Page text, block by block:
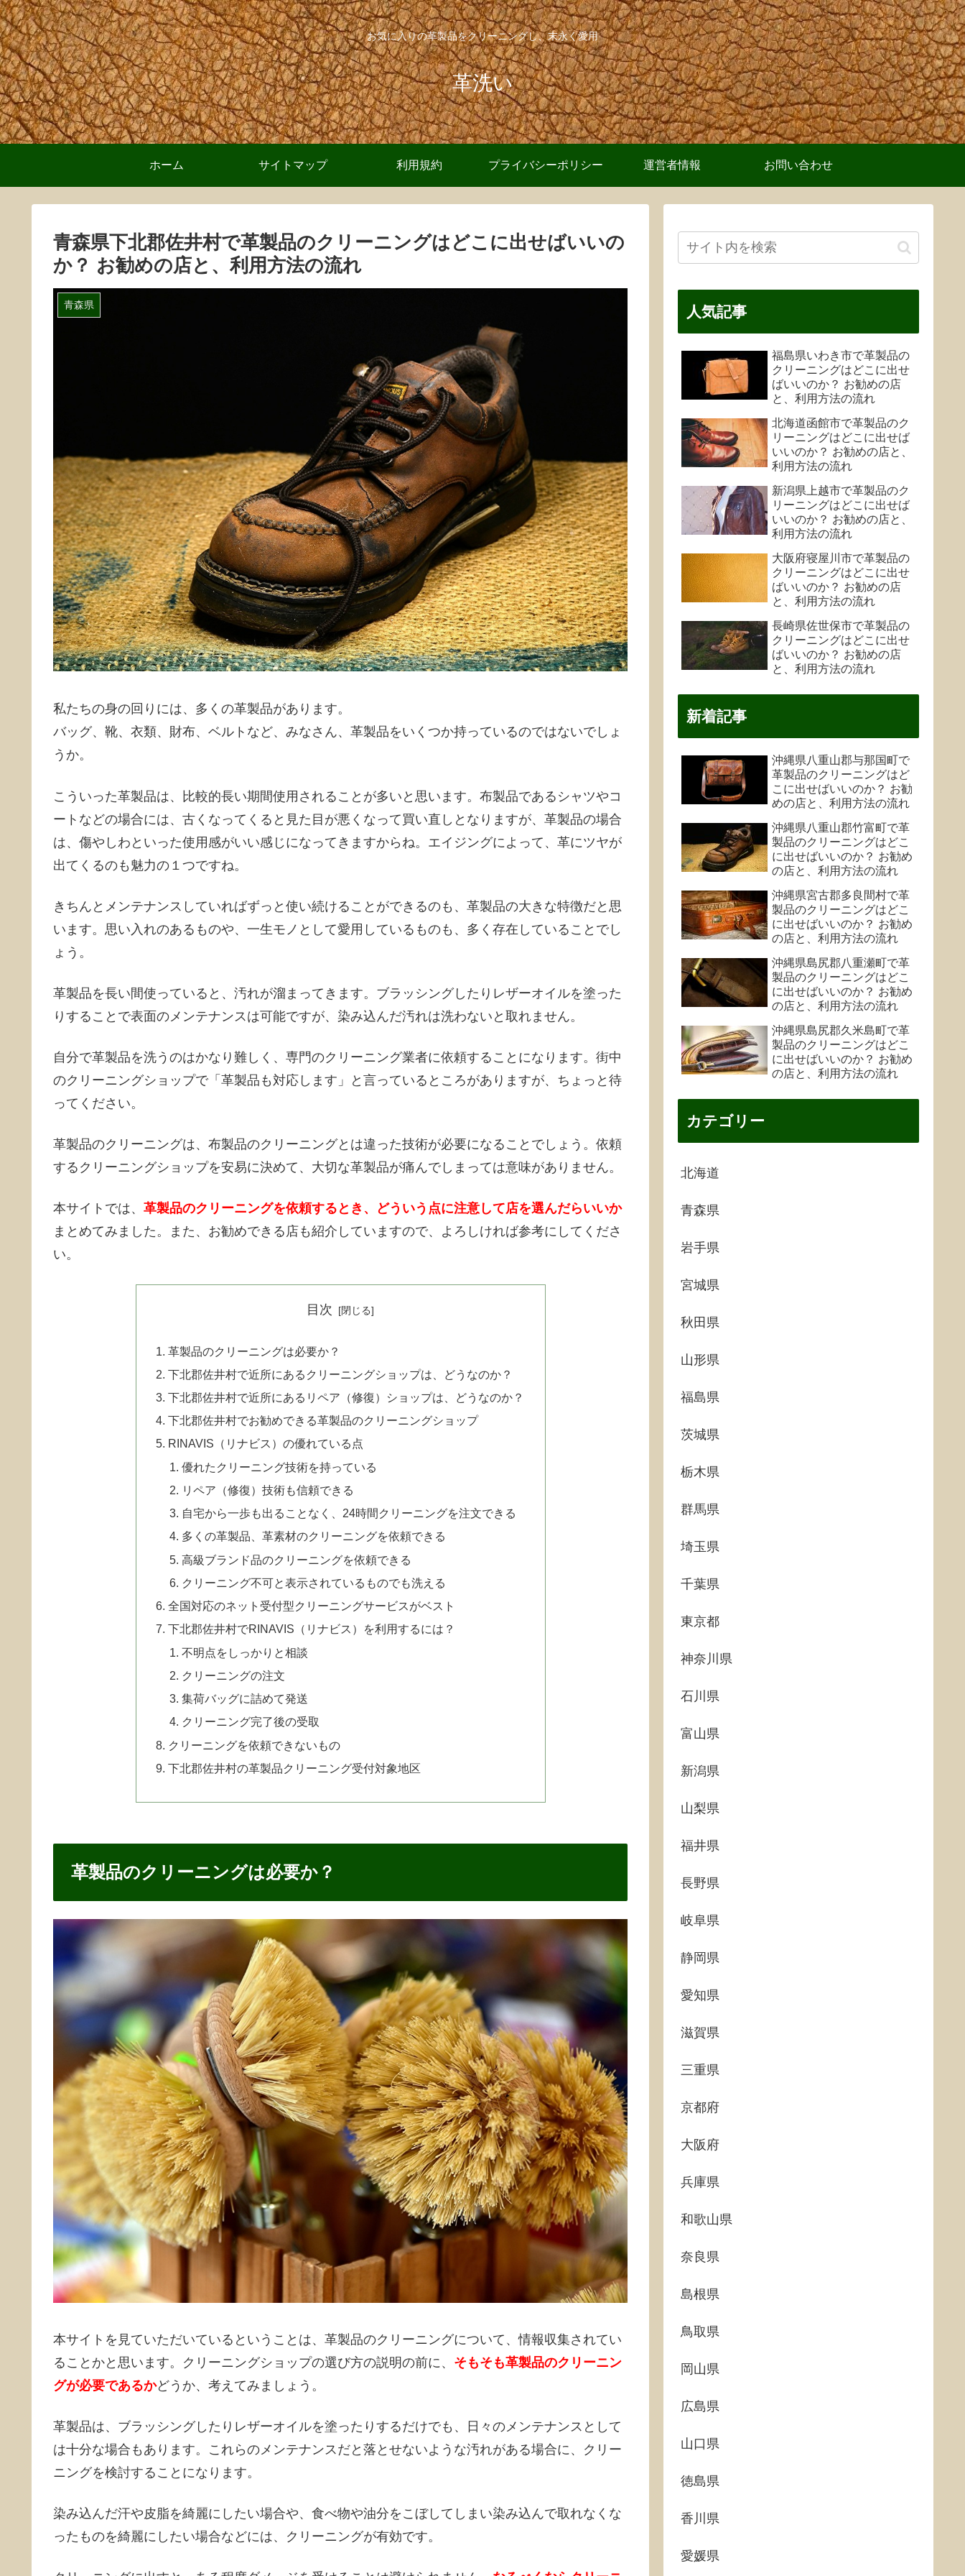
お気に入りの革製品をクリーニングし、末永く愛用
革洗い
ホーム サイトマップ 利用規約 プライバシーポリシー 運営者情報 お問い合わせ
青森県下北郡佐井村で革製品のクリーニングはどこに出せばいいの
か？ お勧めの店と、利用方法の流れ
青森県
私たちの身の回りには、多くの革製品があります。
バッグ、靴、衣類、財布、ベルトなど、みなさん、革製品をいくつか持っているのではないでしょ
うか。
こういった革製品は、比較的長い期間使用されることが多いと思います。布製品であるシャツやコ
ートなどの場合には、古くなってくると見た目が悪くなって買い直しとなりますが、革製品の場合
は、傷やしわといった使用感がいい感じになってきますからね。エイジングによって、革にツヤが
出てくるのも魅力の１つですね。
きちんとメンテナンスしていればずっと使い続けることができるのも、革製品の大きな特徴だと思
います。思い入れのあるものや、一生モノとして愛用しているものも、多く存在していることでし
ょう。
革製品を長い間使っていると、汚れが溜まってきます。ブラッシングしたりレザーオイルを塗った
りすることで表面のメンテナンスは可能ですが、染み込んだ汚れは洗わないと取れません。
自分で革製品を洗うのはかなり難しく、専門のクリーニング業者に依頼することになります。街中
のクリーニングショップで「革製品も対応します」と言っているところがありますが、ちょっと待
ってください。
革製品のクリーニングは、布製品のクリーニングとは違った技術が必要になることでしょう。依頼
するクリーニングショップを安易に決めて、大切な革製品が痛んでしまっては意味がありません。
本サイトでは、 革製品のクリーニングを依頼するとき、どういう点に注意して店を選んだらいいか
まとめてみました。また、お勧めできる店も紹介していますので、よろしければ参考にしてくださ
い。
目次
革製品のクリーニングは必要か？
下北郡佐井村で近所にあるクリーニングショップは、どうなのか？
下北郡佐井村で近所にあるリペア（修復）ショップは、どうなのか？
下北郡佐井村でお勧めできる革製品のクリーニングショップ
RINAVIS（リナビス）の優れている点
優れたクリーニング技術を持っている
リペア（修復）技術も信頼できる
自宅から一歩も出ることなく、24時間クリーニングを注文できる
多くの革製品、革素材のクリーニングを依頼できる
高級ブランド品のクリーニングを依頼できる
クリーニング不可と表示されているものでも洗える
全国対応のネット受付型クリーニングサービスがベスト
下北郡佐井村でRINAVIS（リナビス）を利用するには？
不明点をしっかりと相談
クリーニングの注文
集荷バッグに詰めて発送
クリーニング完了後の受取
クリーニングを依頼できないもの
下北郡佐井村の革製品クリーニング受付対象地区
革製品のクリーニングは必要か？
本サイトを見ていただいているということは、革製品のクリーニングについて、情報収集されてい
ることかと思います。クリーニングショップの選び方の説明の前に、 そもそも革製品のクリーニン
グが必要であるかどうか、考えてみましょう。
革製品は、ブラッシングしたりレザーオイルを塗ったりするだけでも、日々のメンテナンスとして
は十分な場合もあります。これらのメンテナンスだと落とせないような汚れがある場合に、クリー
ニングを検討することになります。
染み込んだ汗や皮脂を綺麗にしたい場合や、食べ物や油分をこぼしてしまい染み込んで取れなくな
ったものを綺麗にしたい場合などには、クリーニングが有効です。
人気記事
福島県いわき市で革製品の
クリーニングはどこに出せ
ばいいのか？ お勧めの店
と、利用方法の流れ
北海道函館市で革製品のク
リーニングはどこに出せば
いいのか？ お勧めの店と、
利用方法の流れ
新潟県上越市で革製品のク
リーニングはどこに出せば
いいのか？ お勧めの店と、
利用方法の流れ
大阪府寝屋川市で革製品の
クリーニングはどこに出せ
ばいいのか？ お勧めの店
と、利用方法の流れ
長崎県佐世保市で革製品の
クリーニングはどこに出せ
ばいいのか？ お勧めの店
と、利用方法の流れ
新着記事
沖縄県八重山郡与那国町で
革製品のクリーニングはど
こに出せばいいのか？ お勧
めの店と、利用方法の流れ
沖縄県八重山郡竹富町で革
製品のクリーニングはどこ
に出せばいいのか？ お勧め
の店と、利用方法の流れ
沖縄県宮古郡多良間村で革
製品のクリーニングはどこ
に出せばいいのか？ お勧め
の店と、利用方法の流れ
沖縄県島尻郡八重瀬町で革
製品のクリーニングはどこ
に出せばいいのか？ お勧め
の店と、利用方法の流れ
沖縄県島尻郡久米島町で革
製品のクリーニングはどこ
に出せばいいのか？ お勧め
の店と、利用方法の流れ
カテゴリー
北海道
青森県
岩手県
宮城県
秋田県
山形県
福島県
茨城県
栃木県
群馬県
埼玉県
千葉県
東京都
神奈川県
石川県
富山県
新潟県
山梨県
福井県
長野県
岐阜県
静岡県
愛知県
滋賀県
三重県
京都府
大阪府
兵庫県
和歌山県
奈良県
島根県
鳥取県
岡山県
広島県
山口県
徳島県
香川県
愛媛県